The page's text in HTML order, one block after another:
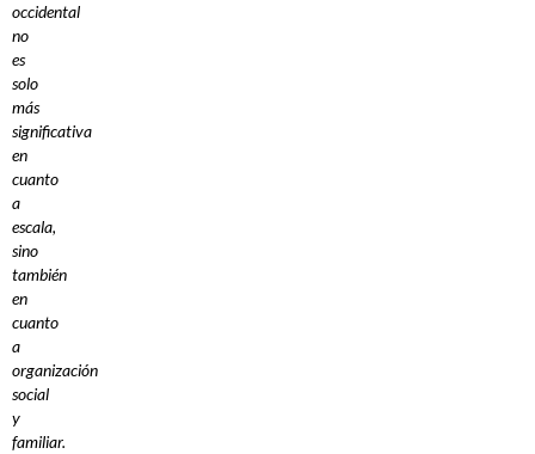
occidental
no
es
solo
más
significativa
en
cuanto
a
escala,
sino
también
en
cuanto
a
organización
social
y
familiar.